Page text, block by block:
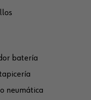
batería
neumática